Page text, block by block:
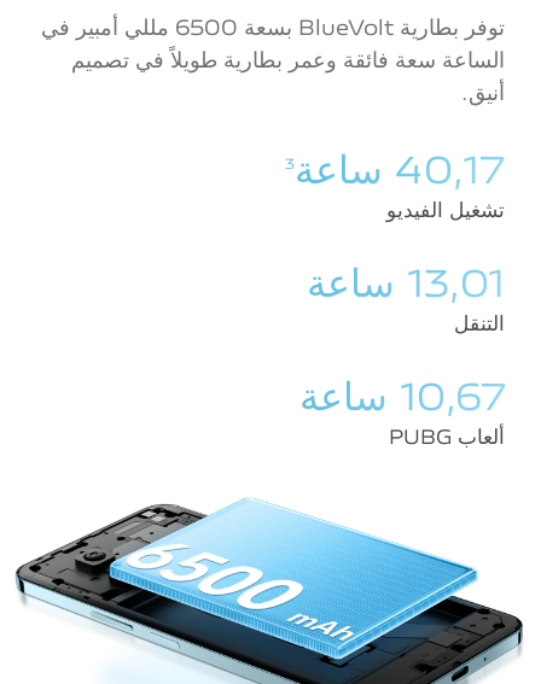
توفر بطارية BlueVolt بسعة 6500 مللي أمبير في
الساعة سعة فائقة وعمر بطارية طويلاً في تصميم
أنيق.
40,17 ساعة 3
تشغيل الفيديو
13,01 ساعة
التنقل
10,67 ساعة
ألعاب PUBG